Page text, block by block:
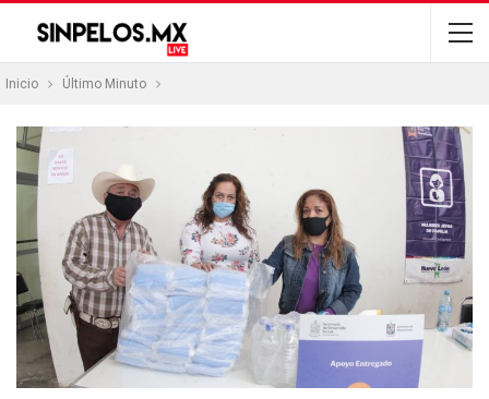
Inicio Último Minuto